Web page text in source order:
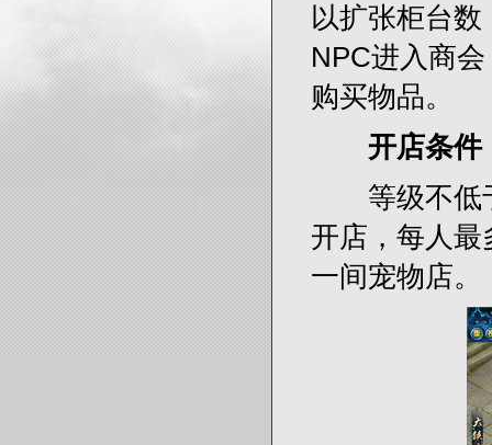
以扩张柜台
NPC进入商
购买物品。
开店条件
等级不低于
开店，每人
一间宠物店。